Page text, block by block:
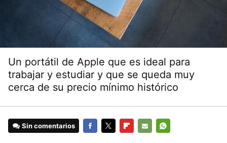
Un portátil de Apple que es ideal para
trabajar y estudiar y que se queda muy
cerca de su precio mínimo histórico
Sin comentarios